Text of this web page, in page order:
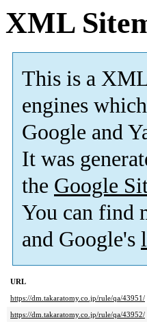
XML
This is a
engines
Google and
It was
the Google
You can find
and Google's
URL
https://dm.takaratomy.co.jp/rule/qa/43951/
https://dm.takaratomy.co.jp/rule/qa/43952/